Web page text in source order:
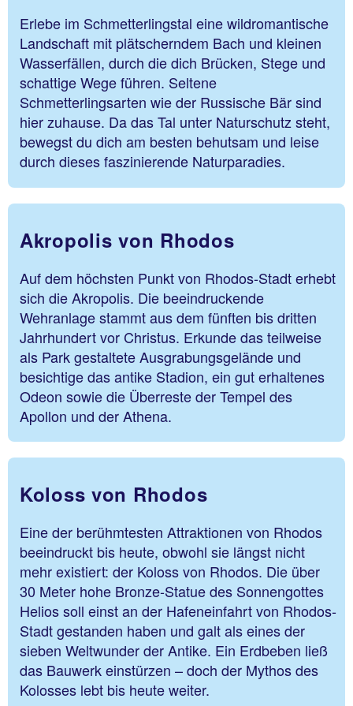
Erlebe im Schmetterlingstal eine wildromantische
Landschaft mit plätscherndem Bach und kleinen
Wasserfällen, durch die dich Brücken, Stege und
schattige Wege führen. Seltene
Schmetterlingsarten wie der Russische Bär sind
hier zuhause. Da das Tal unter Naturschutz steht,
bewegst du dich am besten behutsam und leise
durch dieses faszinierende Naturparadies.
Akropolis von Rhodos
Auf dem höchsten Punkt von Rhodos-Stadt erhebt
sich die Akropolis. Die beeindruckende
Wehranlage stammt aus dem fünften bis dritten
Jahrhundert vor Christus. Erkunde das teilweise
als Park gestaltete Ausgrabungsgelände und
besichtige das antike Stadion, ein gut erhaltenes
Odeon sowie die Überreste der Tempel des
Apollon und der Athena.
Koloss von Rhodos
Eine der berühmtesten Attraktionen von Rhodos
beeindruckt bis heute, obwohl sie längst nicht
mehr existiert: der Koloss von Rhodos. Die über
30 Meter hohe Bronze-Statue des Sonnengottes
Helios soll einst an der Hafeneinfahrt von Rhodos-
Stadt gestanden haben und galt als eines der
sieben Weltwunder der Antike. Ein Erdbeben ließ
das Bauwerk einstürzen – doch der Mythos des
Kolosses lebt bis heute weiter.